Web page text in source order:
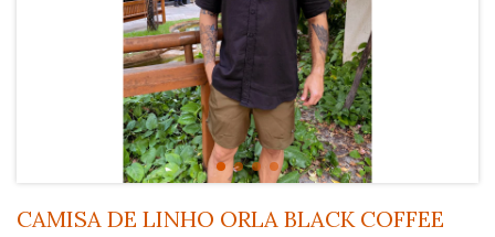
CAMISA DE LINHO ORLA BLACK COFFEE